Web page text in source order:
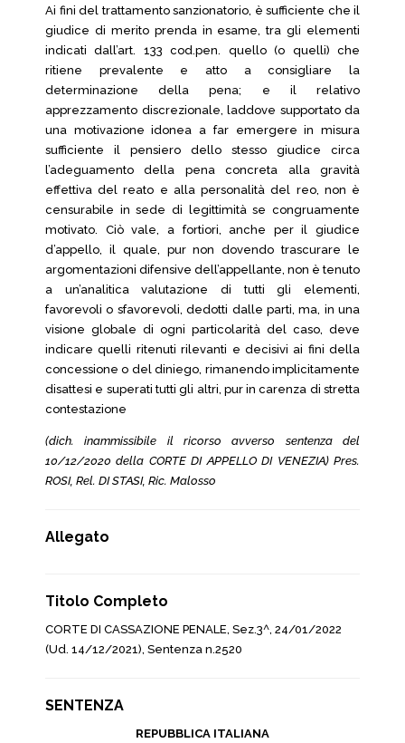
Ai fini del trattamento sanzionatorio, è sufficiente che il
giudice di merito prenda in esame, tra gli elementi
indicati dall’art. 133 cod.pen. quello (o quelli) che
ritiene prevalente e atto a consigliare la
determinazione della pena; e il relativo
apprezzamento discrezionale, laddove supportato da
una motivazione idonea a far emergere in misura
sufficiente il pensiero dello stesso giudice circa
l’adeguamento della pena concreta alla gravità
effettiva del reato e alla personalità del reo, non è
censurabile in sede di legittimità se congruamente
motivato. Ciò vale, a fortiori, anche per il giudice
d’appello, il quale, pur non dovendo trascurare le
argomentazioni difensive dell’appellante, non è tenuto
a un’analitica valutazione di tutti gli elementi,
favorevoli o sfavorevoli, dedotti dalle parti, ma, in una
visione globale di ogni particolarità del caso, deve
indicare quelli ritenuti rilevanti e decisivi ai fini della
concessione o del diniego, rimanendo implicitamente
disattesi e superati tutti gli altri, pur in carenza di stretta
contestazione
(dich. inammissibile il ricorso avverso sentenza del
10/12/2020 della CORTE DI APPELLO DI VENEZIA) Pres.
ROSI, Rel. DI STASI, Ric. Malosso
Allegato
Titolo Completo
CORTE DI CASSAZIONE PENALE, Sez.3^, 24/01/2022
(Ud. 14/12/2021), Sentenza n.2520
SENTENZA
REPUBBLICA ITALIANA